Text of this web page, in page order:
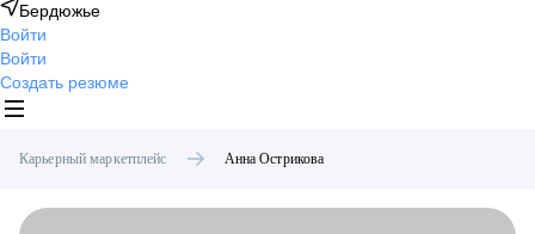
Бердюжье
Войти
Войти
Создать резюме
Карьерный маркетплейс Анна Острикова